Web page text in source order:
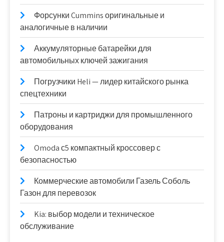
Форсунки Cummins оригинальные и
аналогичные в наличии
Аккумуляторные батарейки для
автомобильных ключей зажигания
Погрузчики Heli — лидер китайского рынка
спецтехники
Патроны и картриджи для промышленного
оборудования
Omoda с5 компактный кроссовер с
безопасностью
Коммерческие автомобили Газель Соболь
Газон для перевозок
Kia: выбор модели и техническое
обслуживание